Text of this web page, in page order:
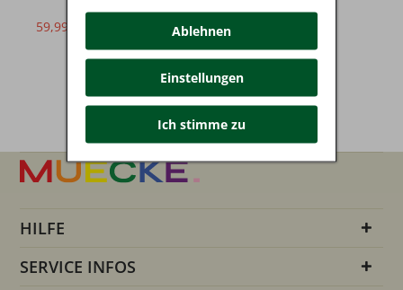
59,99 € 69,99 €
HILFE
SERVICE INFOS
Ablehnen
Einstellungen
Ich stimme zu